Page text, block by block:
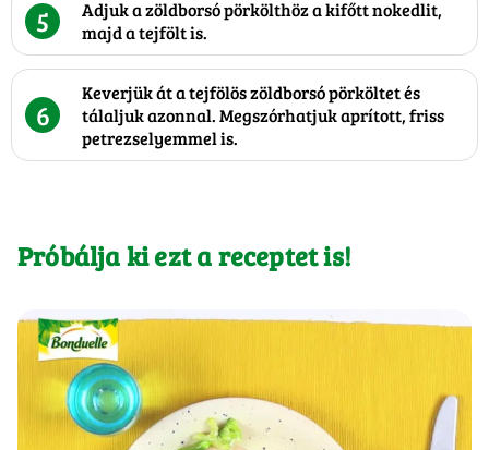
5
Adjuk a zöldborsó pörkölthöz a kifőtt nokedlit,
majd a tejfölt is.
6
Keverjük át a tejfölös zöldborsó pörköltet és
tálaljuk azonnal. Megszórhatjuk aprított, friss
petrezselyemmel is.
Próbálja ki ezt a receptet is!